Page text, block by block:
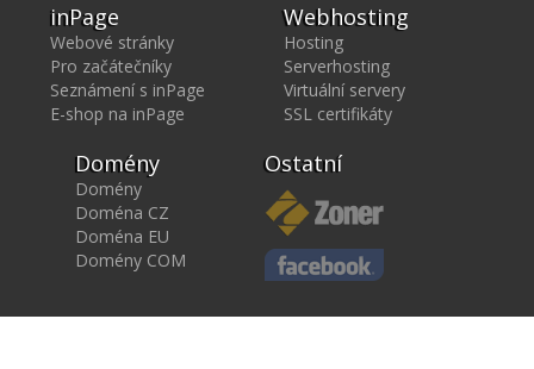
inPage
Webové stránky
Pro začátečníky
Seznámení s inPage
E-shop na inPage
Webhosting
Hosting
Serverhosting
Virtuální servery
SSL certifikáty
Domény
Domény
Doména CZ
Doména EU
Domény COM
Ostatní